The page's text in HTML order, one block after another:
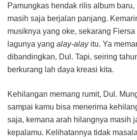
Pamungkas hendak rilis album
masih saja berjalan panjang.
musiknya yang oke, sekarang
lagunya yang alay-alayitu. Ya
dibandingkan, Dul. Tapi, seiring
berkurang lah daya kreasi kita.
Kehilangan memang rumit, Dul.
sampai kamu bisa menerima
saja, kemana arah hilangnya masih
kepalamu. Kelihatannya tidak